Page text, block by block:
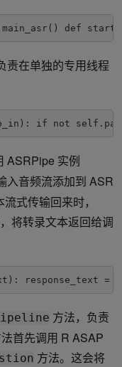
def
责在单独的专用线程
if not
ASRPipe 实例
入音频流添加到 ASR
式传输回来时，
将转录文本返回给调
response_text =
方法，负责
首先调用 R ASAP
方法。这会将